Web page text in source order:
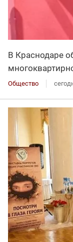
В Краснодаре
Общество